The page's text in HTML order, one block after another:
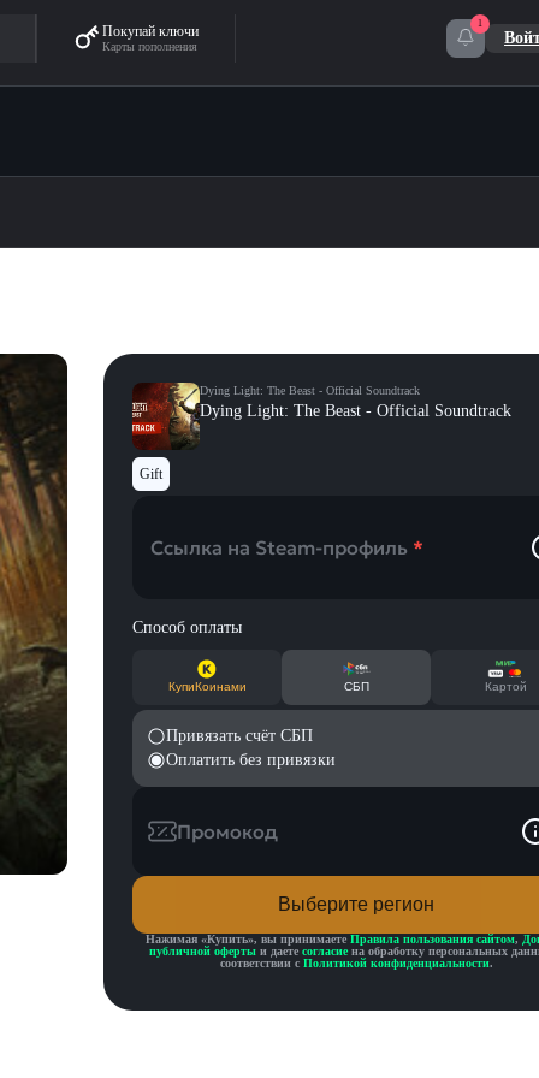
Покупай ключи
Карты пополнения
1
Dying Light: The Beast - Official Soundtrack
Dying Light: The Beast - Official Soundtrack
Gift
Ссылка на Steam-профиль *
Способ оплаты
КупиКоинами СБП Картой
Привязать счёт СБП
Оплатить без привязки
Промокод
Выберите регион
Нажимая «Купить», вы принимаете Правила пользования сайтом,
публичной оферты и даете согласие на обработку персональных
соответствии с Политикой конфиденциальности.